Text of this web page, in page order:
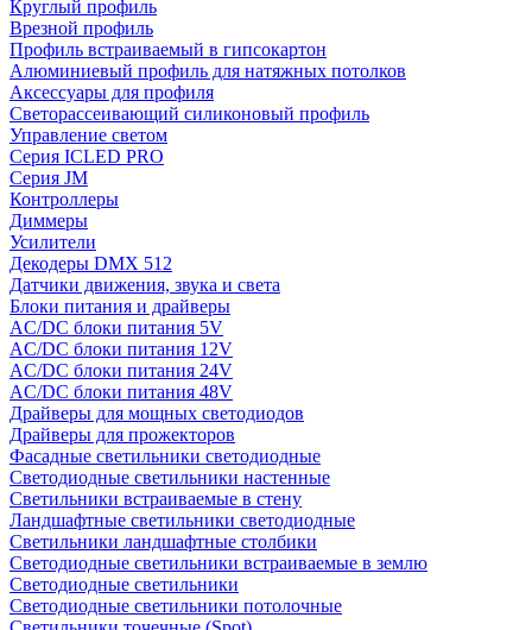
Круглый профиль
Врезной профиль
Профиль встраиваемый в гипсокартон
Алюминиевый профиль для натяжных потолков
Аксессуары для профиля
Светорассеивающий силиконовый профиль
Управление светом
Серия ICLED PRO
Серия JM
Контроллеры
Диммеры
Усилители
Декодеры DMX 512
Датчики движения, звука и света
Блоки питания и драйверы
AC/DC блоки питания 5V
AC/DC блоки питания 12V
AC/DC блоки питания 24V
AC/DC блоки питания 48V
Драйверы для мощных светодиодов
Драйверы для прожекторов
Фасадные светильники светодиодные
Светодиодные светильники настенные
Светильники встраиваемые в стену
Ландшафтные светильники светодиодные
Светильники ландшафтные столбики
Светодиодные светильники встраиваемые в землю
Светодиодные светильники
Светодиодные светильники потолочные